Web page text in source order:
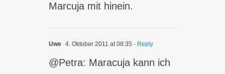
Marcuja mit hinein.
Uwe 4. Oktober 2011 at 08:35 - Reply
@Petra: Maracuja kann ich